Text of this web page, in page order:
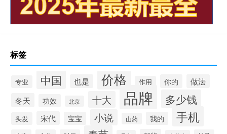
标签
专业 中国 也是 价格 作用 你的 做法
冬天 功效 北京 十大 品牌 多少钱
头发 宋代 宝宝 小说 山药 我的 手机